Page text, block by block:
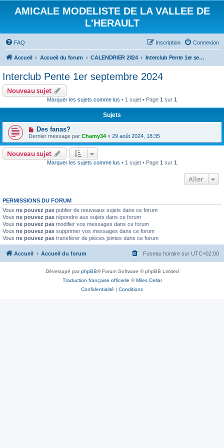
AMICALE MODELISTE DE LA VALLEE DE
L'HERAULT
FAQ Connexion
Inscription
Accueil Accueil du forum CALENDRIER 2024 Interclub Pente 1er septembre 2024
Interclub Pente 1er septembre 2024
Nouveau sujet
Marquer les sujets comme lus • 1 sujet • Page 1 sur 1
Sujets
Des fanas?
Dernier message par Chamy34 « 29 août 2024, 18:35
Nouveau sujet
Marquer les sujets comme lus • 1 sujet • Page 1 sur 1
Aller
PERMISSIONS DU FORUM
Vous ne pouvez pas publier de nouveaux sujets dans ce forum
Vous ne pouvez pas répondre aux sujets dans ce forum
Vous ne pouvez pas modifier vos messages dans ce forum
Vous ne pouvez pas supprimer vos messages dans ce forum
Vous ne pouvez pas transférer de pièces jointes dans ce forum
Accueil Accueil du forum Fuseau horaire sur UTC+02:00
Développé parphpBB® Forum Software © phpBB Limited
Traduction française officielle ©Miles Cellar
Confidentialité | Conditions